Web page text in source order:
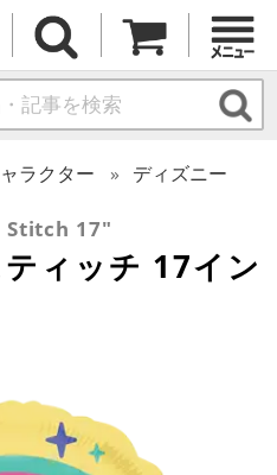
ラクター ディズニー
Stitch 17"
ィッチ 17イン